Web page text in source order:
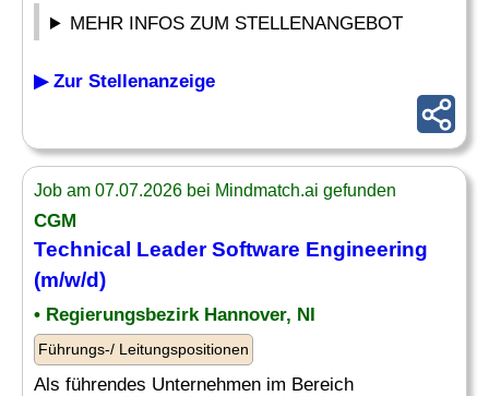
MEHR INFOS ZUM STELLENANGEBOT
▶ Zur Stellenanzeige
Job am 07.07.2026 bei Mindmatch.ai gefunden
CGM
Technical LeaderSoftware Engineering
(m/w/d)
• Regierungsbezirk Hannover, NI
Führungs-/ Leitungspositionen
Als führendes Unternehmen im Bereich